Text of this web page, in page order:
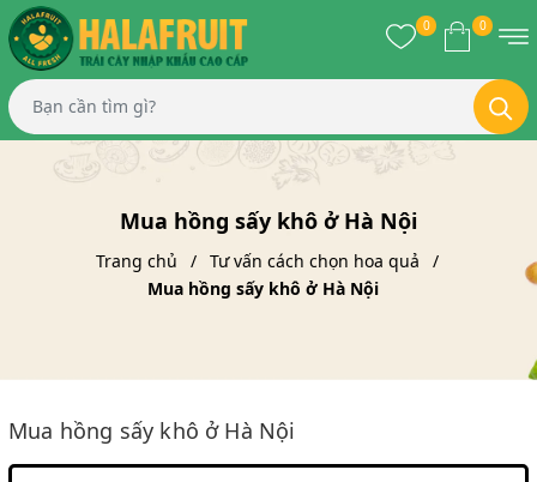
0 0
Mua hồng sấy khô ở Hà Nội
Trang chủ
Tư vấn cách chọn hoa quả
Mua hồng sấy khô ở Hà Nội
Mua hồng sấy khô ở Hà Nội